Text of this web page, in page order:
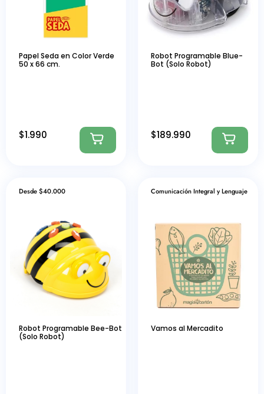
Papel Seda en Color Verde
50 x 66 cm.
$1.990
Robot Programable Blue-
Bot (Solo Robot)
$189.990
Desde $40.000
Robot Programable Bee-Bot
(Solo Robot)
Comunicación Integral y Lenguaje
Vamos al Mercadito